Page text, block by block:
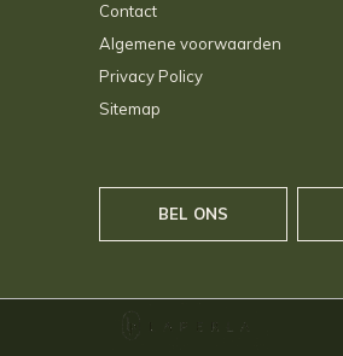
Contact
Algemene voorwaarden
Privacy Policy
Sitemap
BEL ONS